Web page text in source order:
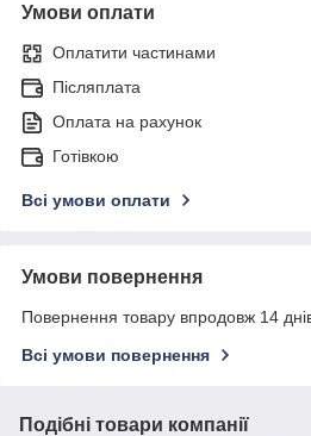
Умови оплати
Оплатити частинами
Післяплата
Оплата на рахунок
Готівкою
Всі умови оплати
Умови повернення
Повернення товару впродовж 14
Всі умови повернення
Подібні товари компанії